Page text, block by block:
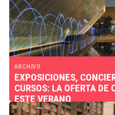
ARCHIVO
EXPOSICIONES,
CURSOS: LA OFERTA DE
ESTE VERANO